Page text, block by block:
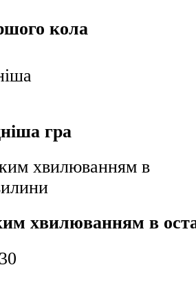
кола
гра
хвилюванням в